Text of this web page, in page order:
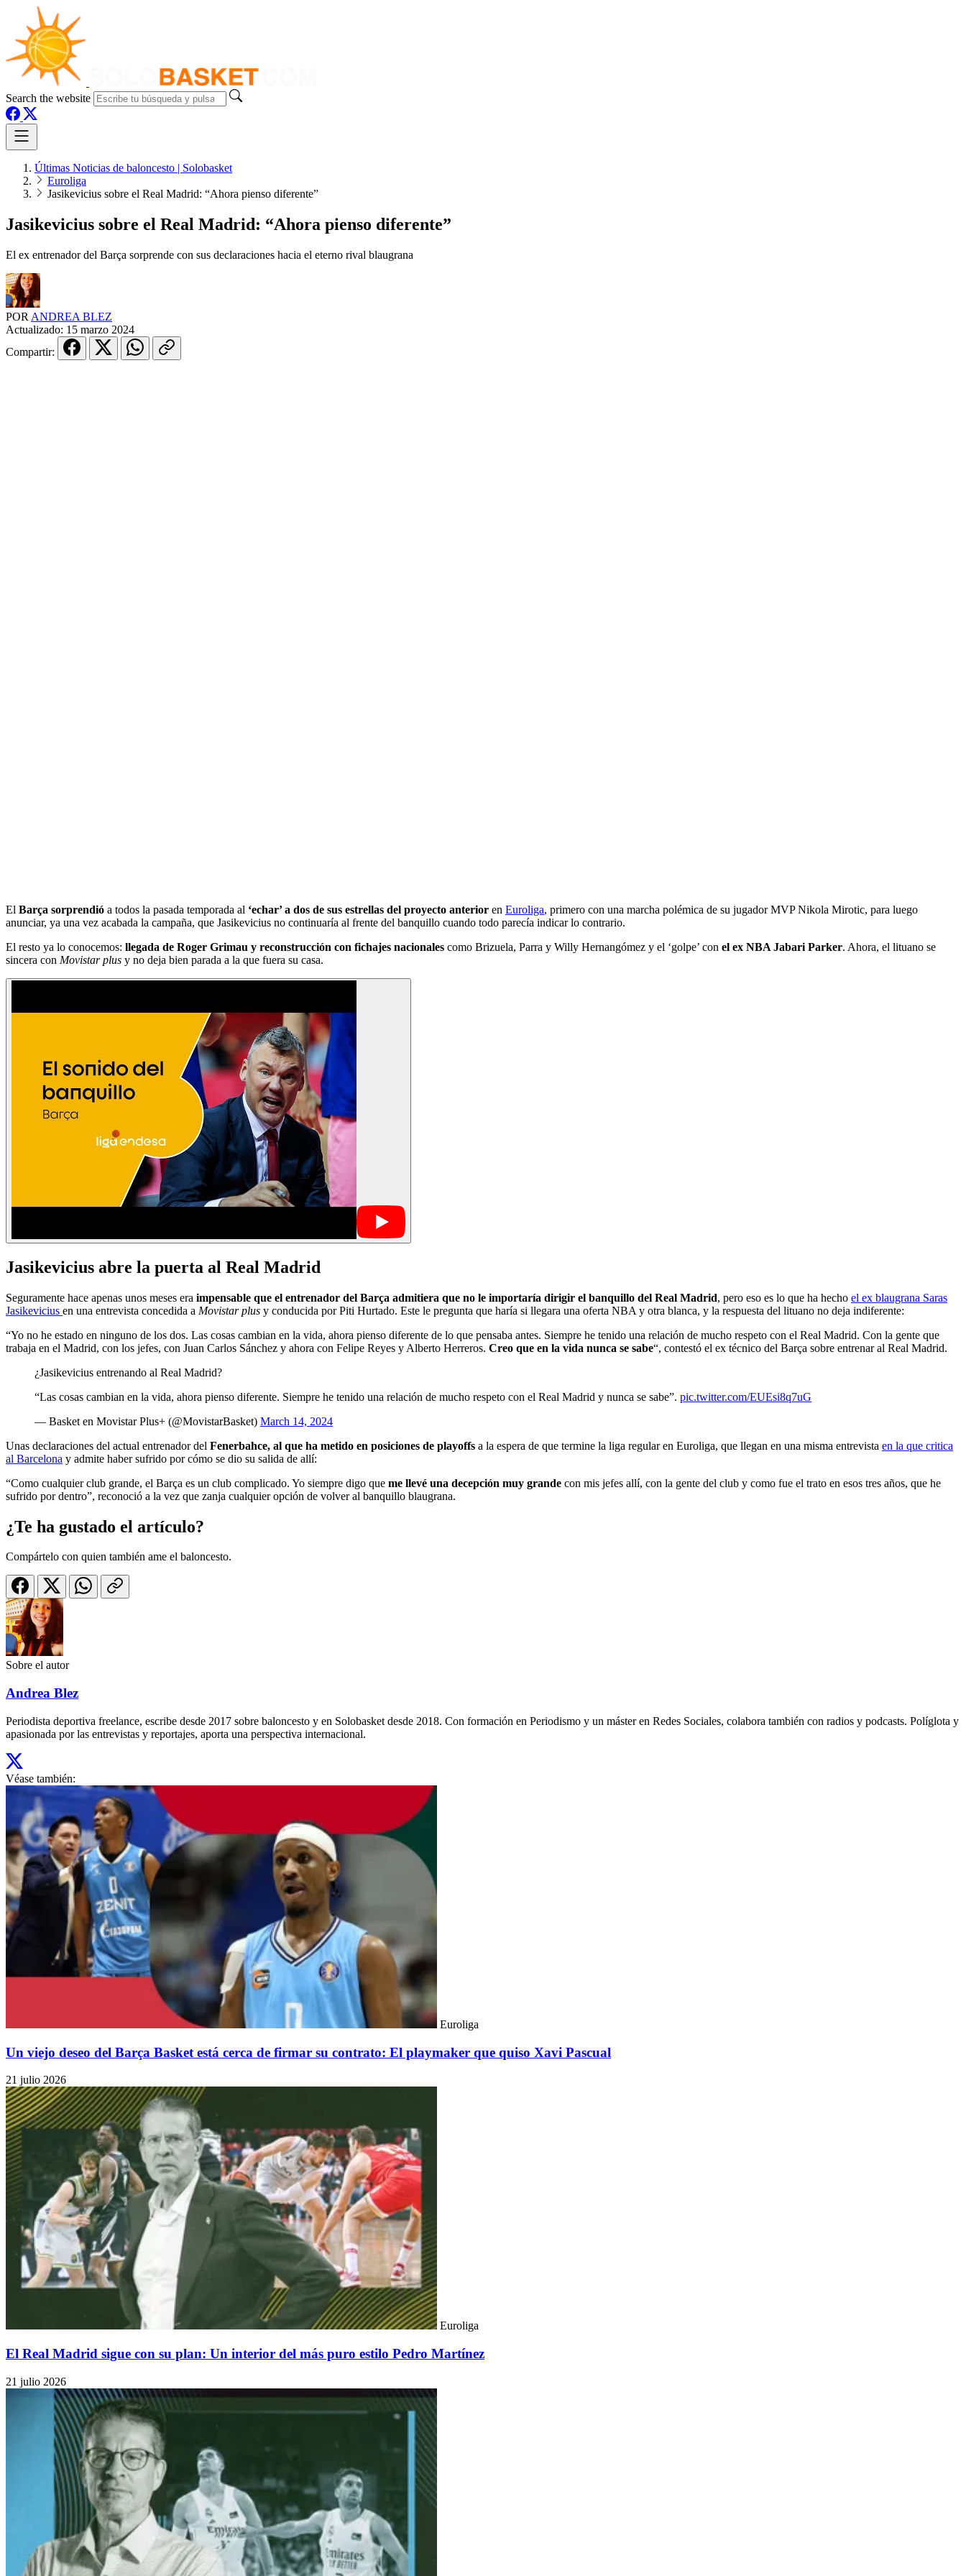
Search the website
Últimas Noticias de baloncesto | Solobasket
Euroliga
Jasikevicius sobre el Real Madrid: “Ahora pienso diferente”
Jasikevicius sobre el Real Madrid: “Ahora pienso diferente”
El ex entrenador del Barça sorprende con sus declaraciones hacia el eterno rival blaugrana
POR ANDREA BLEZ
Actualizado: 15 marzo 2024
Compartir:
El Barça sorprendió a todos la pasada temporada al ‘echar’ a dos de sus estrellas del proyecto anterior en Euroliga, primero con una marcha polémica de su jugador MVP Nikola Mirotic, para luego
anunciar, ya una vez acabada la campaña, que Jasikevicius no continuaría al frente del banquillo cuando todo parecía indicar lo contrario.
El resto ya lo conocemos: llegada de Roger Grimau y reconstrucción con fichajes nacionales como Brizuela, Parra y Willy Hernangómez y el ‘golpe’ con el ex NBA Jabari Parker. Ahora, el lituano se
sincera con Movistar plus y no deja bien parada a la que fuera su casa.
Jasikevicius abre la puerta al Real Madrid
Seguramente hace apenas unos meses era impensable que el entrenador del Barça admitiera que no le importaría dirigir el banquillo del Real Madrid, pero eso es lo que ha hecho el ex blaugrana Saras
Jasikevicius en una entrevista concedida a Movistar plus y conducida por Piti Hurtado. Este le pregunta que haría si llegara una oferta NBA y otra blanca, y la respuesta del lituano no deja indiferente:
“Yo no he estado en ninguno de los dos. Las cosas cambian en la vida, ahora pienso diferente de lo que pensaba antes. Siempre he tenido una relación de mucho respeto con el Real Madrid. Con la gente que
trabaja en el Madrid, con los jefes, con Juan Carlos Sánchez y ahora con Felipe Reyes y Alberto Herreros. Creo que en la vida nunca se sabe“, contestó el ex técnico del Barça sobre entrenar al Real Madrid.
¿Jasikevicius entrenando al Real Madrid?
“Las cosas cambian en la vida, ahora pienso diferente. Siempre he tenido una relación de mucho respeto con el Real Madrid y nunca se sabe”. pic.twitter.com/EUEsi8q7uG
— Basket en Movistar Plus+ (@MovistarBasket) March 14, 2024
Unas declaraciones del actual entrenador del Fenerbahce, al que ha metido en posiciones de playoffs a la espera de que termine la liga regular en Euroliga, que llegan en una misma entrevista en la que critica
al Barcelona y admite haber sufrido por cómo se dio su salida de allí:
“Como cualquier club grande, el Barça es un club complicado. Yo siempre digo que me llevé una decepción muy grande con mis jefes allí, con la gente del club y como fue el trato en esos tres años, que he
sufrido por dentro”, reconoció a la vez que zanja cualquier opción de volver al banquillo blaugrana.
¿Te ha gustado el artículo?
Compártelo con quien también ame el baloncesto.
Sobre el autor
Andrea Blez
Periodista deportiva freelance, escribe desde 2017 sobre baloncesto y en Solobasket desde 2018. Con formación en Periodismo y un máster en Redes Sociales, colabora también con radios y podcasts. Políglota y
apasionada por las entrevistas y reportajes, aporta una perspectiva internacional.
Véase también:
Euroliga
Un viejo deseo del Barça Basket está cerca de firmar su contrato: El playmaker que quiso Xavi Pascual
21 julio 2026
Euroliga
El Real Madrid sigue con su plan: Un interior del más puro estilo Pedro Martínez
21 julio 2026